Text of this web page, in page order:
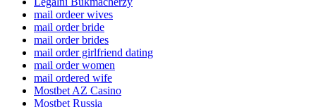
mail ordeer wives
mail order bride
mail order brides
mail order girlfriend dating
mail order women
mail ordered wife
Mostbet AZ Casino
Mostbet Russia